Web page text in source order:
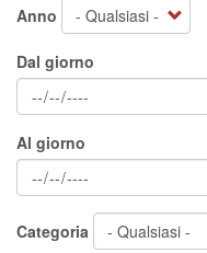
Anno
Dal giorno
Al giorno
Categoria